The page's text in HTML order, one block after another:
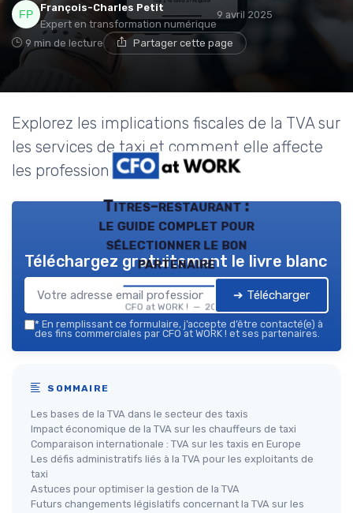
François-Charles Petit
Expert en transformation numérique
9 avril 2025
9 min de lecture Partager cette page
Explorez les implications fiscales de la TVA sur
les services de taxi et comment elle affecte
les professionnels du secteur.
Titres-restaurant :
le guide complet pour
sélectionner le bon
partenaire
CFO at WORK ! — 2026
Téléchargez gratuitement le livre blanc
➔ Télécharger
* En remplissant ce formulaire, j’accepte d’être contacté(e) à
des fins commerciales par CFO at WORK ! et ses partenaires.
SOMMAIRE
Les bases de la TVA dans le secteur des taxis
Impact économique de la TVA sur les chauffeurs de taxi
Comparaison internationale : TVA sur les taxis en Europe
Les défis administratifs liés à la TVA pour les exploitants de
taxi
Astuces pour optimiser la gestion de la TVA
Futurs changements législatifs concernant la TVA sur les